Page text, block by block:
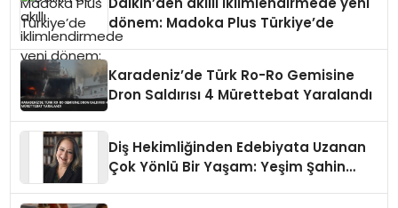
dönem: Madoka Plus Türkiye’de
Karadeniz’de Türk Ro-Ro Gemisine
Dron Saldırısı 4 Mürettebat Yaralandı
Diş Hekimliğinden Edebiyata Uzanan
Çok Yönlü Bir Yaşam: Yeşim Şahin